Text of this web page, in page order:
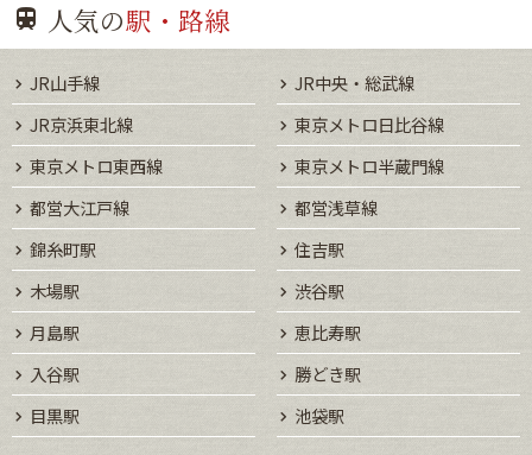
人気の駅・路線
JR山手線
JR中央・総武線
JR京浜東北線
東京メトロ日比谷線
東京メトロ東西線
東京メトロ半蔵門線
都営大江戸線
都営浅草線
錦糸町駅
住吉駅
木場駅
渋谷駅
月島駅
恵比寿駅
入谷駅
勝どき駅
目黒駅
池袋駅